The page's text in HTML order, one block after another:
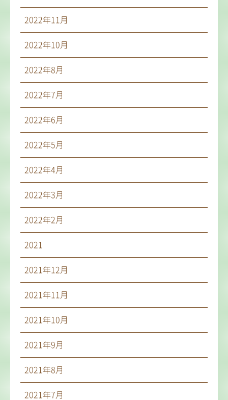
2022年11月
2022年10月
2022年8月
2022年7月
2022年6月
2022年5月
2022年4月
2022年3月
2022年2月
2021
2021年12月
2021年11月
2021年10月
2021年9月
2021年8月
2021年7月